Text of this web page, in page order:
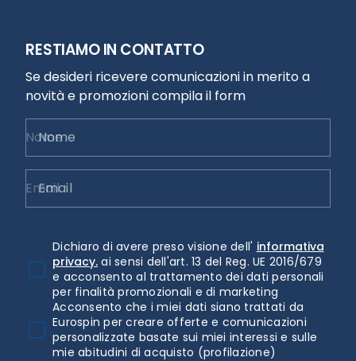
RESTIAMO IN CONTATTO
Se desideri ricevere comunicazioni in merito a
novità e promozioni compila il form
Nome
Email
Dichiaro di avere preso visione dell' informativa
privacy. ai sensi dell'art. 13 del Reg. UE 2016/679
e acconsento al trattamento dei dati personali
per finalità promozionali e di marketing
Acconsento che i miei dati siano trattati da
Eurospin per creare offerte e comunicazioni
personalizzate basate sui miei interessi e sulle
mie abitudini di acquisto (profilazione)